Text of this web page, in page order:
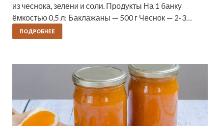
из чеснока, зелени и соли. Продукты На 1 банку
ёмкостью 0,5 л: Баклажаны — 500 г Чеснок — 2-3…
ПОДРОБНЕЕ